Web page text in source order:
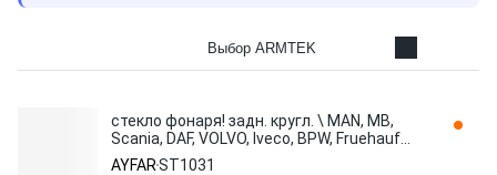
Выбор ARMTEK
стекло фонаря! задн. кругл. \ MAN, MB,
Scania, DAF, VOLVO, Iveco, BPW, Fruehauf
ST1031 AYFAR
AYFARST1031